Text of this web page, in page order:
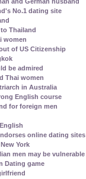
No.1 dating site
Thailand
women
of US Citizenship
be admired
Thai women
in Australia
English course
for foreign men
online dating sites
York
men may be vulnerable
Dating game